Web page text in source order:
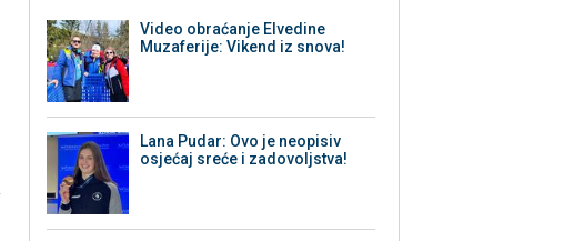
Video obraćanje Elvedine
Muzaferije: Vikend iz snova!
Lana Pudar: Ovo je neopisiv
osjećaj sreće i zadovoljstva!